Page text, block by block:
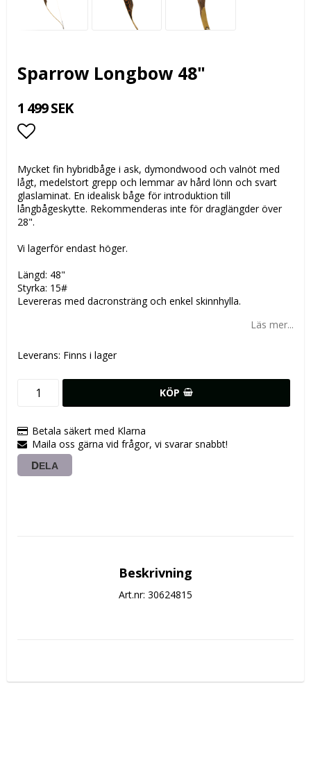
Sparrow Longbow 48"
1 499 SEK
Lägg till i favoritlistan
Mycket fin hybridbåge i ask, dymondwood och valnöt med
lågt, medelstort grepp och lemmar av hård lönn och svart
glaslaminat. En idealisk båge för introduktion till
långbågeskytte. Rekommenderas inte för draglängder över
28".
Vi lagerför endast höger.
Längd: 48"
Styrka: 15#
Levereras med dacronsträng och enkel skinnhylla.
Läs mer...
Leverans: Finns i lager
KÖP
Betala säkert med Klarna
Maila oss gärna vid frågor, vi svarar snabbt!
DELA
Beskrivning
Art.nr: 30624815